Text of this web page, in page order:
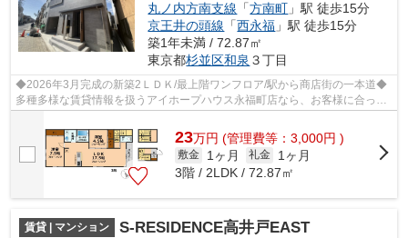
丸ノ内方南支線 「方南町 」駅 徒歩15分
京王井の頭線 「西永福 」駅 徒歩15分
築1年未満 / 72.87㎡
東京都杉並区和泉 ３丁目
◆2026年3月完成の新築2ＬＤＫ/最上階ワンフロア/駅から商店街の一本道◆
多種多様な賃貸情報を扱うアイホープハウス永福町店なら、お客様に合った
23万円 (管理費等：3,000円 )
敷金 1ヶ月 礼金
1ヶ月
3階 / 2LDK / 72.87㎡
賃貸 | マンション S-RESIDENCE高井戸EAST